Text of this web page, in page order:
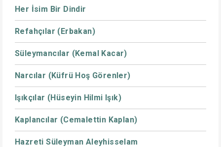
Her İsim Bir Dindir
Refahçılar (Erbakan)
Süleymancılar (Kemal Kacar)
Narcılar (Küfrü Hoş Görenler)
Işıkçılar (Hüseyin Hilmi Işık)
Kaplancılar (Cemalettin Kaplan)
Hazreti Süleyman Aleyhisselam